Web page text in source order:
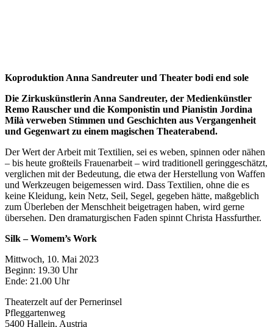
Koproduktion Anna Sandreuter und Theater bodi end sole
Die Zirkuskünstlerin Anna Sandreuter, der Medienkünstler
Remo Rauscher und die Komponistin und Pianistin Jordina
Milà verweben Stimmen und Geschichten aus Vergangenheit
und Gegenwart zu einem magischen Theaterabend.
Der Wert der Arbeit mit Textilien, sei es weben, spinnen oder nähen
– bis heute großteils Frauenarbeit – wird traditionell geringgeschätzt,
verglichen mit der Bedeutung, die etwa der Herstellung von Waffen
und Werkzeugen beigemessen wird. Dass Textilien, ohne die es
keine Kleidung, kein Netz, Seil, Segel, gegeben hätte, maßgeblich
zum Überleben der Menschheit beigetragen haben, wird gerne
übersehen. Den dramaturgischen Faden spinnt Christa Hassfurther.
Silk – Womem’s Work
Mittwoch, 10. Mai 2023
Beginn: 19.30 Uhr
Ende: 21.00 Uhr
Theaterzelt auf der Pernerinsel
Pfleggartenweg
5400 Hallein, Austria